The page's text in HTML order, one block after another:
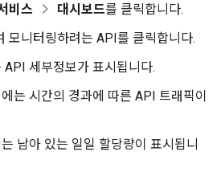
비스 대시보드를 클릭합니다.
모니터링하려는 API를 클릭합니다.
API 세부정보가 표시됩니다.
는 시간의 경과에 따른 API 트래픽이
남아 있는 일일 할당량이 표시됩니